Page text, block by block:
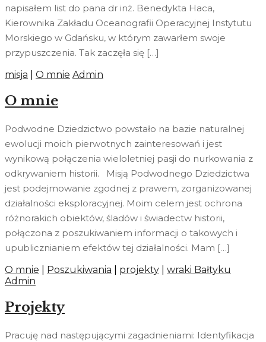
napisałem list do pana dr inż. Benedykta Haca,
Kierownika Zakładu Oceanografii Operacyjnej Instytutu
Morskiego w Gdańsku, w którym zawarłem swoje
przypuszczenia. Tak zaczęła się […]
misja
O mnie Admin
O mnie
Podwodne Dziedzictwo powstało na bazie naturalnej
ewolucji moich pierwotnych zainteresowań i jest
wynikową połączenia wieloletniej pasji do nurkowania z
odkrywaniem historii. Misją Podwodnego Dziedzictwa
jest podejmowanie zgodnej z prawem, zorganizowanej
działalności eksploracyjnej. Moim celem jest ochrona
różnorakich obiektów, śladów i świadectw historii,
połączona z poszukiwaniem informacji o takowych i
upublicznianiem efektów tej działalności. Mam […]
O mnie
Poszukiwania projekty
wraki Bałtyku
Admin
Projekty
Pracuję nad następującymi zagadnieniami: Identyfikacja